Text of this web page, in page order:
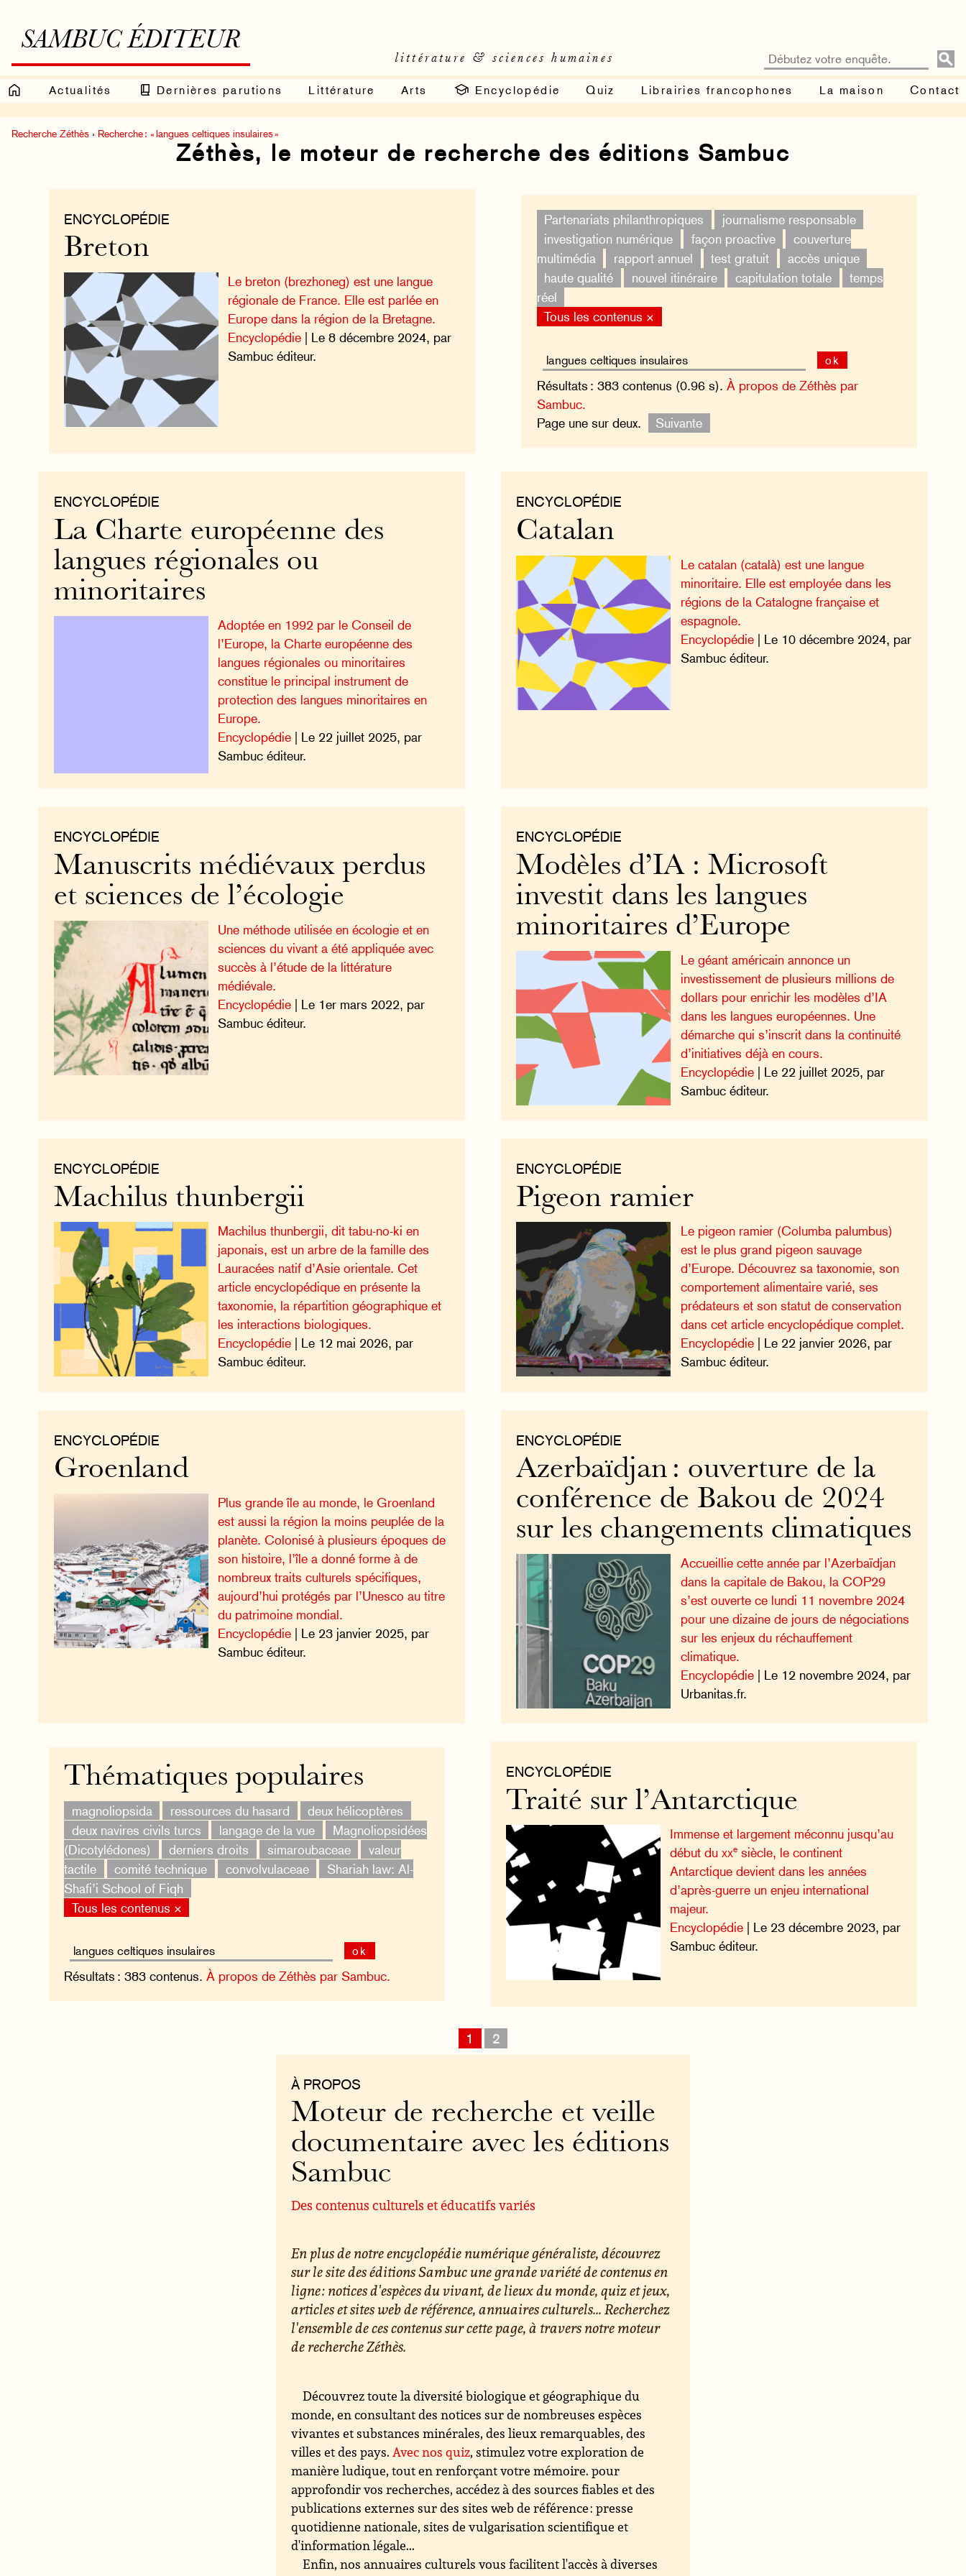
SAMBUC ÉDITEUR
littérature & sciences humaines
Actualités Dernières parutions Littérature Arts Encyclopédie Quiz Librairies francophones La maison Contact
Recherche Zéthès › Recherche : « langues celtiques insulaires »
Zéthès, le moteur de recherche des éditions Sambuc
Partenariats philanthropiques
journalisme responsable
investigation numérique
façon proactive
couverture
multimédia
rapport annuel test gratuit
accès unique
haute qualité
nouvel itinéraire capitulation totale
temps
réel
Tous les contenus ×
ok
Résultats : 383 contenus (0.96 s). À propos de Zéthès par
Sambuc.
Page une sur deux.
Suivante
ENCYCLOPÉDIE
Breton
Le breton (brezhoneg) est une langue
régionale de France. Elle est parlée en
Europe dans la région de la Bretagne.
Encyclopédie | Le 8 décembre 2024, par
Sambuc éditeur.
ENCYCLOPÉDIE
Catalan
Le catalan (català) est une langue
minoritaire. Elle est employée dans les
régions de la Catalogne française et
espagnole.
Encyclopédie| Le 10 décembre 2024, par
Sambuc éditeur.
ENCYCLOPÉDIE
La Charte européenne des
langues régionales ou
minoritaires
Adoptée en 1992 par le Conseil de
l’Europe, la Charte européenne des
langues régionales ou minoritaires
constitue le principal instrument de
protection des langues minoritaires en
Europe.
Encyclopédie | Le 22 juillet 2025, par
Sambuc éditeur.
ENCYCLOPÉDIE
Modèles d’IA : Microsoft
investit dans les langues
minoritaires d’Europe
Le géant américain annonce un
investissement de plusieurs millions de
dollars pour enrichir les modèles d’IA
dans les langues européennes. Une
démarche qui s’inscrit dans la continuité
d’initiatives déjà en cours.
Encyclopédie| Le 22 juillet 2025, par
Sambuc éditeur.
ENCYCLOPÉDIE
Manuscrits médiévaux perdus
et sciences de l’écologie
Une méthode utilisée en écologie et en
sciences du vivant a été appliquée avec
succès à l’étude de la littérature
médiévale.
Encyclopédie | Le 1er mars 2022, par
Sambuc éditeur.
ENCYCLOPÉDIE
Pigeon ramier
Le pigeon ramier (Columba palumbus)
est le plus grand pigeon sauvage
d’Europe. Découvrez sa taxonomie, son
comportement alimentaire varié, ses
prédateurs et son statut de conservation
dans cet article encyclopédique complet.
Encyclopédie| Le 22 janvier 2026, par
Sambuc éditeur.
ENCYCLOPÉDIE
Machilus thunbergii
Machilus thunbergii, dit tabu-no-ki en
japonais, est un arbre de la famille des
Lauracées natif d’Asie orientale. Cet
article encyclopédique en présente la
taxonomie, la répartition géographique et
les interactions biologiques.
Encyclopédie | Le 12 mai 2026, par
Sambuc éditeur.
ENCYCLOPÉDIE
Azerbaïdjan : ouverture de la
conférence de Bakou de 2024
sur les changements climatiques
Accueillie cette année par l’Azerbaïdjan
dans la capitale de Bakou, la COP29
s’est ouverte ce lundi 11 novembre 2024
pour une dizaine de jours de négociations
sur les enjeux du réchauffement
climatique.
Encyclopédie| Le 12 novembre 2024, par
Urbanitas.fr.
ENCYCLOPÉDIE
Groenland
Plus grande île au monde, le Groenland
est aussi la région la moins peuplée de la
planète. Colonisé à plusieurs époques de
son histoire, l’île a donné forme à de
nombreux traits culturels spécifiques,
aujourd’hui protégés par l’Unesco au titre
du patrimoine mondial.
Encyclopédie | Le 23 janvier 2025, par
Sambuc éditeur.
ENCYCLOPÉDIE
Traité sur l’Antarctique
Immense et largement méconnu jusqu’au
début duxxe siècle, le continent
Antarctique devient dans les années
d’après-guerre un enjeu international
majeur.
Encyclopédie | Le 23 décembre 2023, par
Sambuc éditeur.
Thématiques populaires
magnoliopsida ressources du hasard
deux hélicoptères
deux navires civils turcs
langage de la vue
Magnoliopsidées
(Dicotylédones)
derniers droits simaroubaceae
valeur
tactile
comité technique convolvulaceae
Shariah law: Al-
Shafi’i School of Fiqh
Tous les contenus ×
ok
Résultats : 383 contenus. À propos de Zéthès par Sambuc.
1 2
À PROPOS
Moteur de recherche et veille
documentaire avec les éditions
Sambuc
Des contenus culturels et éducatifs variés
En plus de notre encyclopédie numérique généraliste, découvrez
sur le site des éditions Sambuc une grande variété de contenus en
ligne : notices d'espèces du vivant, de lieux du monde, quiz et jeux,
articles et sites web de référence, annuaires culturels... Recherchez
l'ensemble de ces contenus sur cette page, à travers notre moteur
de recherche Zéthès.
Découvrez toute la diversité biologique et géographique du
monde, en consultant des notices sur de nombreuses espèces
vivantes et substances minérales, des lieux remarquables, des
villes et des pays.Avec nos quiz, stimulez votre exploration de
manière ludique, tout en renforçant votre mémoire. pour
approfondir vos recherches, accédez à des sources fiables et des
publications externes sur des sites web de référence : presse
quotidienne nationale, sites de vulgarisation scientifique et
d'information légale...
Enfin, nos annuaires culturels vous facilitent l'accès à diverses